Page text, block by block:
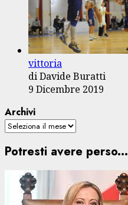
vittoria
di Davide Buratti
9 Dicembre 2019
Archivi
Potresti avere perso...